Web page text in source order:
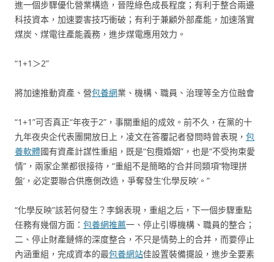
進一個步驟優化營業構造，晉陞綠色成長程度；有利于整合兩邊
科技資本，加速要害技巧衝破；有利于兼顧外部產能，加速落實
煤炭、煤電往產能義務，進步煤電應用效力。
“1+1＞2”
將加速推動資產、營包養網業、機構、職員、治理等全方位融會
“1+1”可否真正“年夜于2”，事關重組的成效。前不久，在黨的十
九年夜央企代表團開放日上，凌文在答覆記者發問時曾表現， 包
養軟體國有資產計謀性重組，既是“包攬婚姻”，也是“不受拘束愛
情”，兩家企業都很接待，“重組不是簡略的‘合并同類項’‘物理拼
盤’，必定要聯合供應側改造，爭奪發生‘化學反映’。”
“化學反映”該若何發生？李錦表現，重組之后，下一個步驟重點
任務有幾個方面： 包養網推薦一、停止引導機構、職員的整合；
二、停止財產鏈條的深度整合，不只是情勢上的合并，而要停止
內涵重組，完成資本的最包養網站佳設置裝備擺設，進步全要素